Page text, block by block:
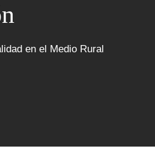
en el Medio Rural